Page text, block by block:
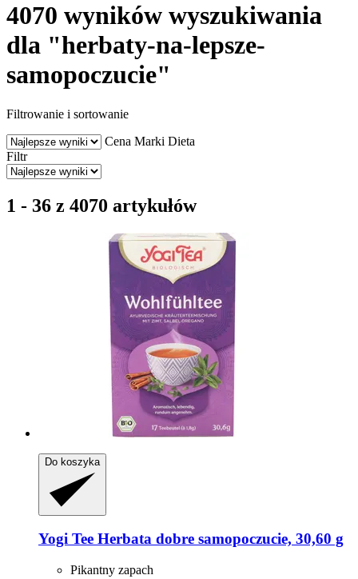
4070 wyników wyszukiwania
dla "herbaty-na-lepsze-
samopoczucie"
Filtrowanie i sortowanie
Cena Marki Dieta
Filtr
1 - 36 z 4070 artykułów
Do koszyka
Yogi Tee Herbata dobre samopoczucie, 30,60 g
Pikantny zapach